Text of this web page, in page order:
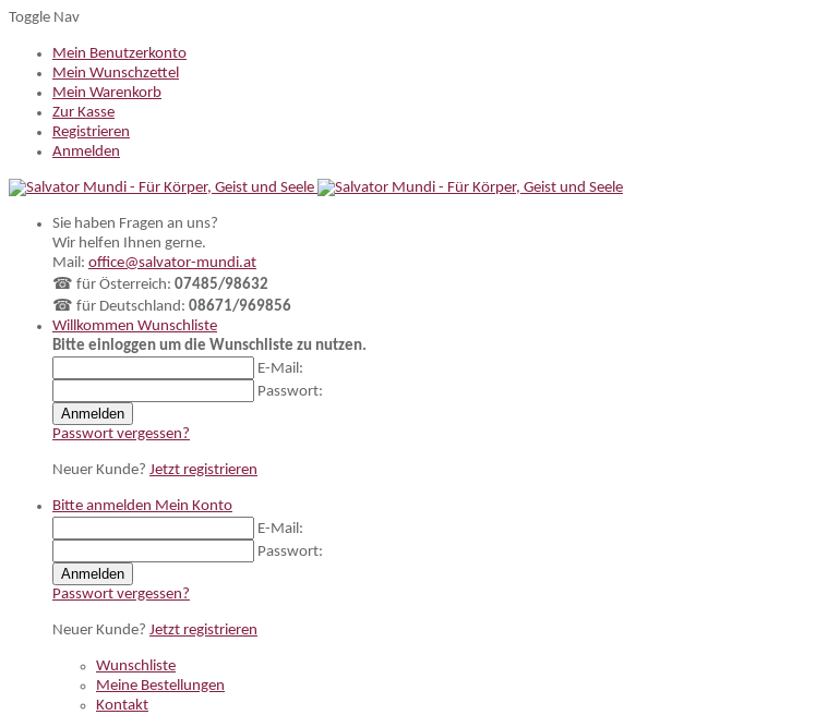
Toggle Nav
Mein Benutzerkonto
Mein Wunschzettel
Mein Warenkorb
Zur Kasse
Registrieren
Anmelden
Sie haben Fragen an uns?
Wir helfen Ihnen gerne.
Mail: office@salvator-mundi.at
☎ für Österreich: 07485/98632
☎ für Deutschland: 08671/969856
Willkommen Wunschliste
Bitte einloggen um die Wunschliste zu nutzen.
E-Mail:
Passwort:
Anmelden
Passwort vergessen?
Neuer Kunde? Jetzt registrieren
Bitte anmelden Mein Konto
E-Mail:
Passwort:
Anmelden
Passwort vergessen?
Neuer Kunde? Jetzt registrieren
Wunschliste
Meine Bestellungen
Kontakt